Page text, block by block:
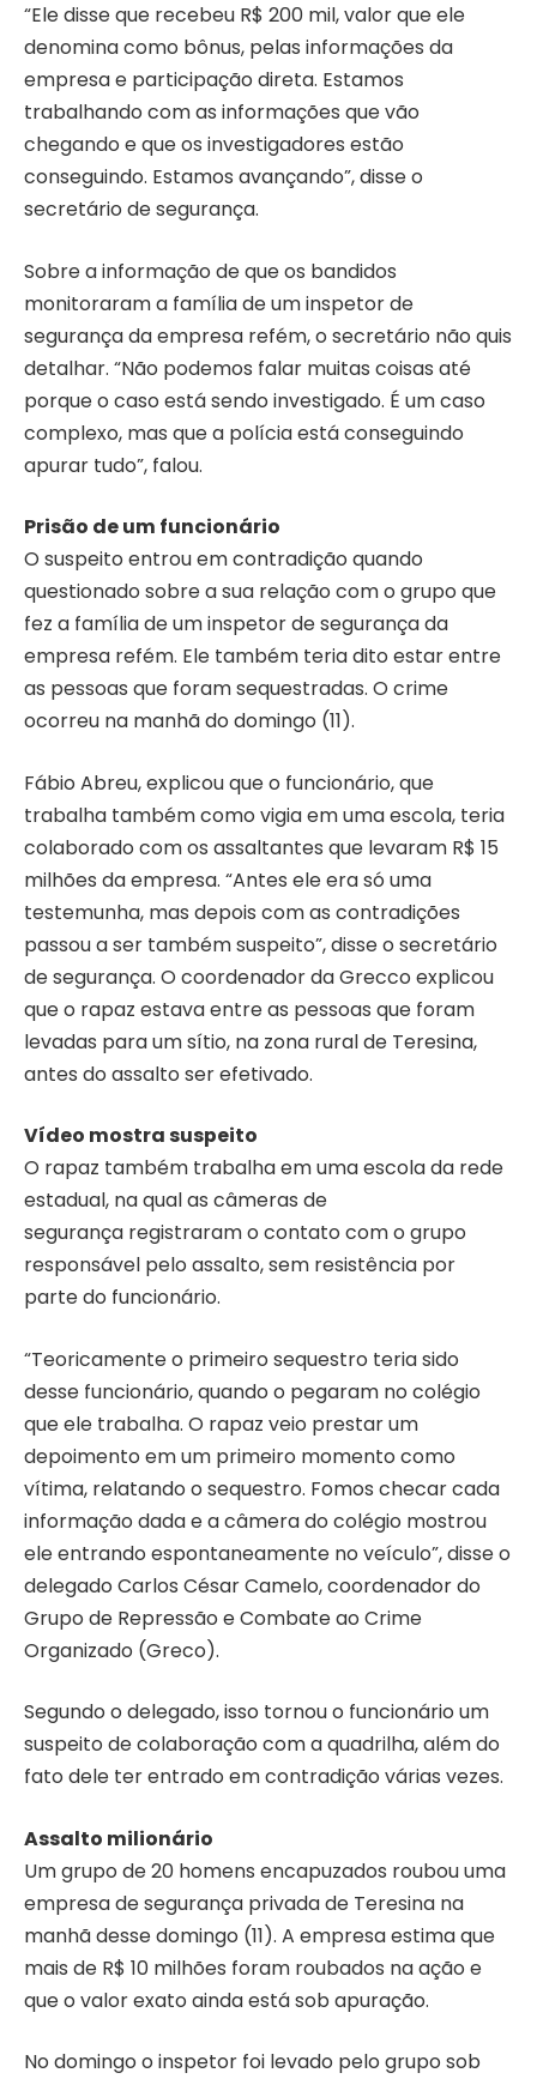
“Ele disse que recebeu R$ 200 mil, valor que ele
denomina como bônus, pelas informações da
empresa e participação direta. Estamos
trabalhando com as informações que vão
chegando e que os investigadores estão
conseguindo. Estamos avançando”, disse o
secretário de segurança.
Sobre a informação de que os bandidos
monitoraram a família de um inspetor de
segurança da empresa refém, o secretário não quis
detalhar. “Não podemos falar muitas coisas até
porque o caso está sendo investigado. É um caso
complexo, mas que a polícia está conseguindo
apurar tudo”, falou.
Prisão de um funcionário
O suspeito entrou em contradição quando
questionado sobre a sua relação com o grupo que
fez a família de um inspetor de segurança da
empresa refém. Ele também teria dito estar entre
as pessoas que foram sequestradas. O crime
ocorreu na manhã do domingo (11).
Fábio Abreu, explicou que o funcionário, que
trabalha também como vigia em uma escola, teria
colaborado com os assaltantes que levaram R$ 15
milhões da empresa. “Antes ele era só uma
testemunha, mas depois com as contradições
passou a ser também suspeito”, disse o secretário
de segurança. O coordenador da Grecco explicou
que o rapaz estava entre as pessoas que foram
levadas para um sítio, na zona rural de Teresina,
antes do assalto ser efetivado.
Vídeo mostra suspeito
O rapaz também trabalha em uma escola da rede
estadual, na qual as câmeras de
segurança registraram o contato com o grupo
responsável pelo assalto, sem resistência por
parte do funcionário.
“Teoricamente o primeiro sequestro teria sido
desse funcionário, quando o pegaram no colégio
que ele trabalha. O rapaz veio prestar um
depoimento em um primeiro momento como
vítima, relatando o sequestro. Fomos checar cada
informação dada e a câmera do colégio mostrou
ele entrando espontaneamente no veículo”, disse o
delegado Carlos César Camelo, coordenador do
Grupo de Repressão e Combate ao Crime
Organizado (Greco).
Segundo o delegado, isso tornou o funcionário um
suspeito de colaboração com a quadrilha, além do
fato dele ter entrado em contradição várias vezes.
Assalto milionário
Um grupo de 20 homens encapuzados roubou uma
empresa de segurança privada de Teresina na
manhã desse domingo (11). A empresa estima que
mais de R$ 10 milhões foram roubados na ação e
que o valor exato ainda está sob apuração.
No domingo o inspetor foi levado pelo grupo sob